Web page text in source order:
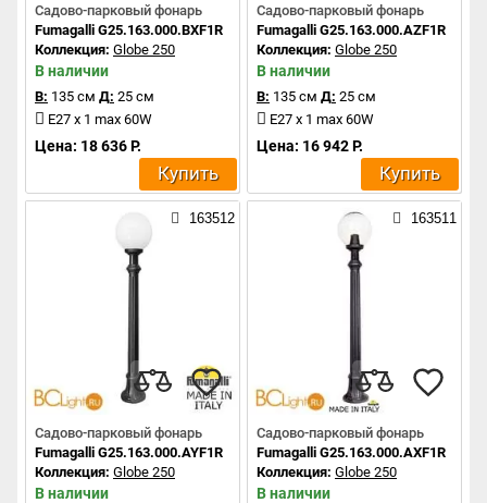
Садово-парковый фонарь
Fumagalli G25.163.000.BXF1R
Коллекция: Globe 250
В наличии
В: 135 см Д: 25 см
E27 x 1 max 60W
Цена: 18 636 Р.
Купить
Садово-парковый фонарь
Fumagalli G25.163.000.AZF1R
Коллекция: Globe 250
В наличии
В: 135 см Д: 25 см
E27 x 1 max 60W
Цена: 16 942 Р.
Купить
163512
Садово-парковый фонарь
Fumagalli G25.163.000.AYF1R
Коллекция: Globe 250
В наличии
163511
Садово-парковый фонарь
Fumagalli G25.163.000.AXF1R
Коллекция: Globe 250
В наличии